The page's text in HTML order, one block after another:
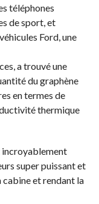
téléphones
de sport, et
Ford, une
a trouvé une
du graphène
en termes de
thermique
incroyablement
super puissant et
et rendant la